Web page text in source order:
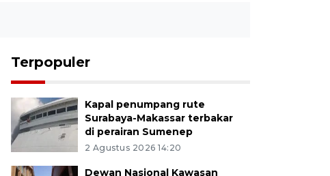
Terpopuler
Kapal penumpang rute
Surabaya-Makassar terbakar
di perairan Sumenep
2 Agustus 2026 14:20
Dewan Nasional Kawasan